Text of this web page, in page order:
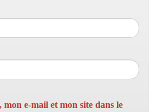
e-mail et mon site dans le